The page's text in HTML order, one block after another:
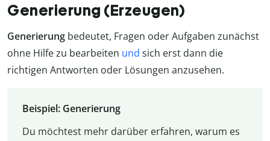
Generierung (Erzeugen)
Generierung bedeutet, Fragen oder Aufgaben zunächst
ohne Hilfe zu bearbeiten und sich erst dann die
richtigen Antworten oder Lösungen anzusehen.
Beispiel: Generierung
Du möchtest mehr darüber erfahren, warum es